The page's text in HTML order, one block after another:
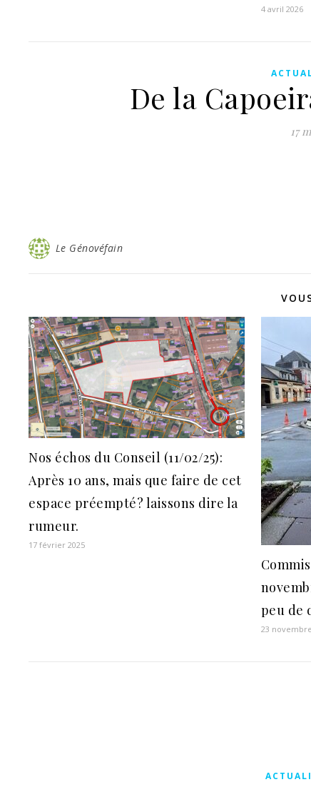
4 avril 2026
De la
17
Le Génovéfain
Nos échos du Conseil (11/02/25):
Après 10 ans, mais que faire de cet
espace préempté? laissons dire la
rumeur.
17 février 2025
peu de
23